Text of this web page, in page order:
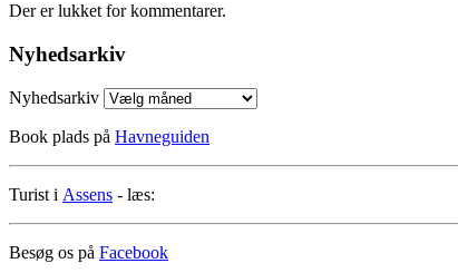
Der er lukket for kommentarer.
Nyhedsarkiv
Nyhedsarkiv
Book plads på Havneguiden
Turist i Assens - læs:
Besøg os på Facebook